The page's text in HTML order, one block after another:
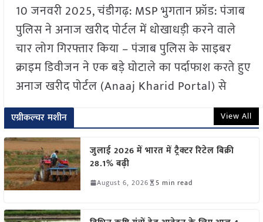
10 जनवरी 2025, चंडीगढ़: MSP भुगतान फ्रॉड: पंजाब
पुलिस ने अनाज खरीद पोर्टल में धोखाधड़ी करने वाले
चार लोग गिरफ्तार किया – पंजाब पुलिस के साइबर
क्राइम डिवीजन ने एक बड़े घोटाले का पर्दाफाश करते हुए
अनाज खरीद पोर्टल (Anaaj Kharid Portal) से
एग्रीकल्चर मशीन View All
जुलाई 2026 में भारत में ट्रैक्टर रिटेल बिक्री
28.1% बढ़ी
August 6, 2026 5 min read